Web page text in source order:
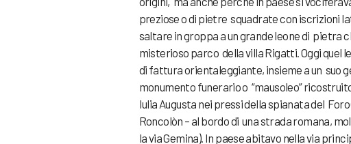
preziose o di pietre squadrate con iscrizioni
saltare in groppa a un grande leone di pietra
misterioso parco della villa Rigatti. Oggi quel
di fattura orientaleggiante, insieme a un suo
monumento funerario o “mausoleo”
Iulia Augusta nei pressi della spianata del
Roncolòn – al bordo di una strada romana,
la via Gemina). In paese abitavo nella via